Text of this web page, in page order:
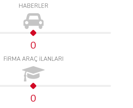
HABERLER
0
FİRMA ARAÇ İLANLARI
0